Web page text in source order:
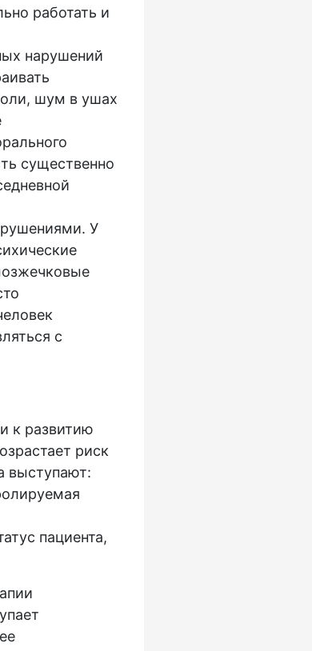
работать и
нарушений
шум в ушах
существенно
У
с
к развитию
риск
выступают:
пациента,